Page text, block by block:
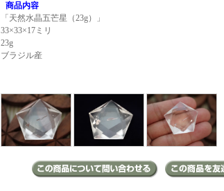
商品内容
「天然水晶五芒星（23g）」
33×33×17ミリ
23g
ブラジル産